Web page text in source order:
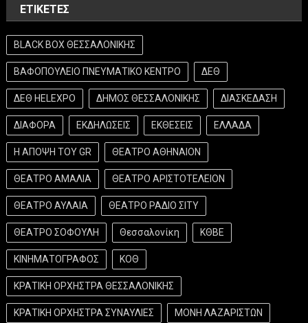
ΕΤΙΚΈΤΕΣ
BLACK BOX ΘΕΣΣΑΛΟΝΙΚΗΣ
ΒΑΦΟΠΟΥΛΕΙΟ ΠΝΕΥΜΑΤΙΚΟ ΚΕΝΤΡΟ ΔΕΘ
ΔΕΘ HELEXPO ΔΗΜΟΣ ΘΕΣΣΑΛΟΝΙΚΗΣ ΔΙΑΣΚΕΔΑΣΗ
ΔΙΑΦΟΡΑ ΕΚΔΗΛΩΣΕΙΣ ΕΚΘΕΣΕΙΣ ΕΛΛΑΔΑ
Η ΑΠΟΨΗ ΤΟΥ GR ΘΕΑΤΡΟ ΑΘΗΝΑΙΟΝ
ΘΕΑΤΡΟ ΑΜΑΛΙΑ ΘΕΑΤΡΟ ΑΡΙΣΤΟΤΕΛΕΙΟΝ
ΘΕΑΤΡΟ ΑΥΛΑΙΑ ΘΕΑΤΡΟ ΡΑΔΙΟ ΣΙΤΥ
ΘΕΑΤΡΟ ΣΟΦΟΥΛΗ Θεσσαλονίκη ΚΘΒΕ
ΚΙΝΗΜΑΤΟΓΡΑΦΟΣ ΚΟΘ
ΚΡΑΤΙΚΗ ΟΡΧΗΣΤΡΑ ΘΕΣΣΑΛΟΝΙΚΗΣ
ΚΡΑΤΙΚΗ ΟΡΧΗΣΤΡΑ ΣΥΝΑΥΛΙΕΣ ΜΟΝΗ ΛΑΖΑΡΙΣΤΩΝ